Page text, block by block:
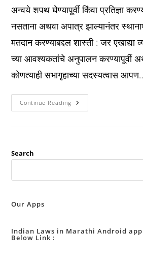
अन्वये शपथ घेण्यापूर्वी किंवा प्रतिज्ञा
नसताना अथवा अपात्र झाल्यानंतर
मतदान करण्याबद्दल शास्ती : जर
च्या आवश्यकतांचे अनुपालन करण्यापूर्वी
कोणत्याही सभागृहाच्या सदस्यत्वास
Continue Reading Constitution
अनुच्छेद
घेण्यापूर्वी
करण्यापूर्वी
स्थानापन्न
Search
Our Apps
Indian Laws in Marathi Android
Below Link :